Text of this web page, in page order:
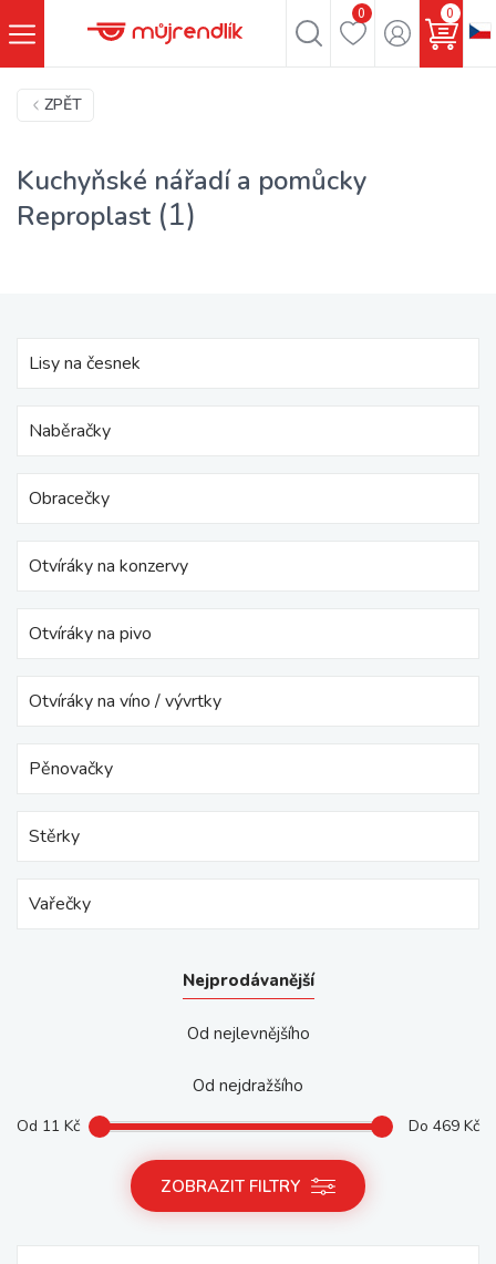
0 0
ZPĚT
Kuchyňské nářadí a pomůcky
Reproplast (1)
Lisy na česnek
Naběračky
Obracečky
Otvíráky na konzervy
Otvíráky na pivo
Otvíráky na víno / vývrtky
Pěnovačky
Stěrky
Vařečky
Nejprodávanější
Od nejlevnějšího
Od nejdražšího
Od 11 Kč Do 469 Kč
ZOBRAZIT FILTRY